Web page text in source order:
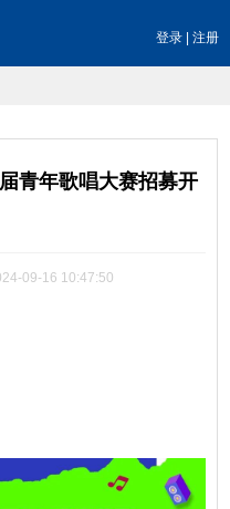
登录 注册
青年歌唱大赛招募开
09-16 10:47:50